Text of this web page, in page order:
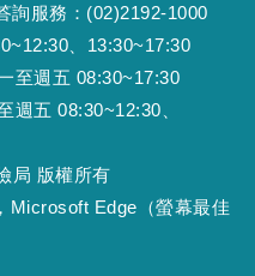
詢服務：(02)2192-1000
、13:30~17:30
至週五 08:30~17:30
週五 08:30~12:30、
局 版權所有
Microsoft Edge（螢幕最佳